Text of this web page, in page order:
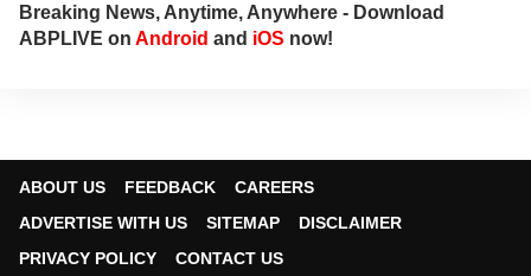
Breaking News, Anytime, Anywhere - Download
ABPLIVE on Android and iOS now!
ABOUT US FEEDBACK
CAREERS
ADVERTISE WITH US
SITEMAP
DISCLAIMER
PRIVACY POLICY
CONTACT US